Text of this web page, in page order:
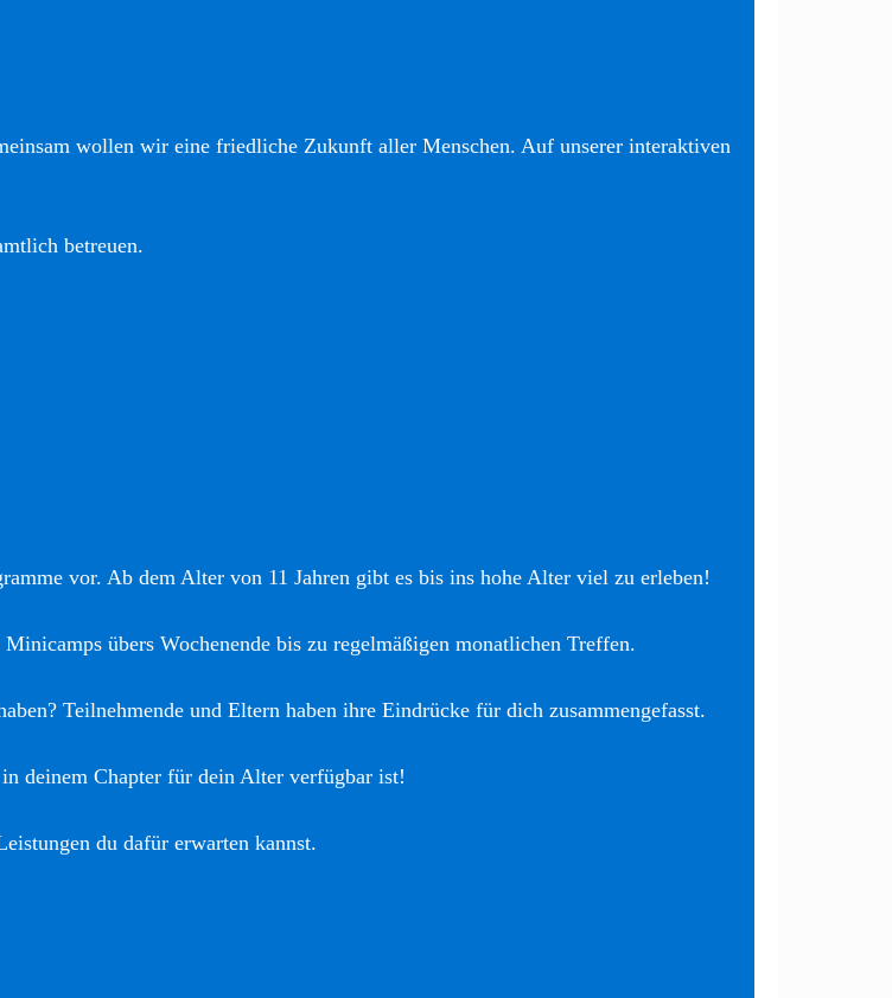
wollen wir eine friedliche Zukunft aller Menschen. Auf unserer interaktiven
betreuen.
vor. Ab dem Alter von 11 Jahren gibt es bis ins hohe Alter viel zu erleben!
übers Wochenende bis zu regelmäßigen monatlichen Treffen.
Teilnehmende und Eltern haben ihre Eindrücke für dich zusammengefasst.
deinem Chapter für dein Alter verfügbar ist!
du dafür erwarten kannst.